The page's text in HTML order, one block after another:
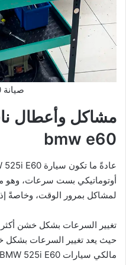
صيانة bmw e60
مشاكل وأعطال
bmw e60
أوتوماتيكي بست سرعات، وهو
لمشاكل بمرور الوقت، وخاصةً
حيث يعد تغيير السرعات بشكل
مالكي سيارات BMW 525i E60.